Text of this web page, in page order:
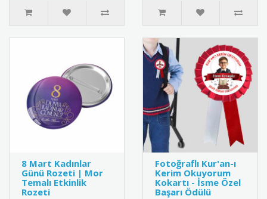
8 Mart Kadınlar
Günü Rozeti | Mor
Temalı Etkinlik
Rozeti
Fotoğraflı Kur'an-ı
Kerim Okuyorum
Kokartı - İsme Özel
Başarı Ödülü